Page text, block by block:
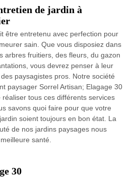
de jardin à
être entretenu avec perfection pour
sain. Que vous disposiez dans
arbres fruitiers, des fleurs, du gazon
vous devrez penser à leur
paysagistes pros. Notre société
paysager Sorrel Artisan; Elagage 30
réaliser tous ces différents services
savons quoi faire pour que votre
soient toujours en bon état. La
de nos jardins paysages nous
santé.
30